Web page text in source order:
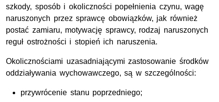
szkody, sposób i okoliczności popełnienia czynu, wagę
naruszonych przez sprawcę obowiązków, jak również
postać zamiaru, motywację sprawcy, rodzaj naruszonych
reguł ostrożności i stopień ich naruszenia.
Okolicznościami uzasadniającymi zastosowanie środków
oddziaływania wychowawczego, są w szczególności:
przywrócenie stanu poprzedniego;